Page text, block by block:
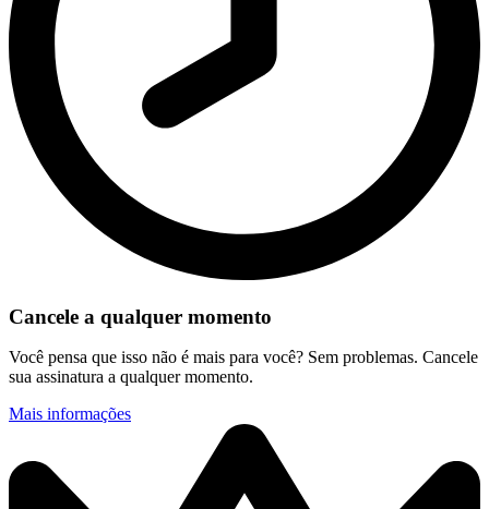
Cancele a qualquer momento
Você pensa que isso não é mais para você? Sem problemas. Cancele
sua assinatura a qualquer momento.
Mais informações